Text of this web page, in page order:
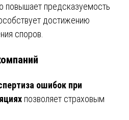
повышает предсказуемость
достижению
споров.
ошибок при
позволяет страховым